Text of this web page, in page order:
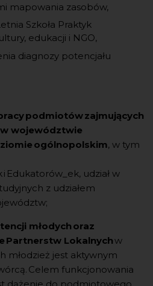
mapowania zasobów,
Szkoła Praktyk
edukacji i NGO,
diagnozy potencjału
podmiotów zajmujących
w województwie
ogólnopolskim, w tym
Edukatorów_ek, udział w
z udziałem
młodych oraz
Partnerstw Lokalnychw
młodzież jest aktywnym
Celem funkcjonowania